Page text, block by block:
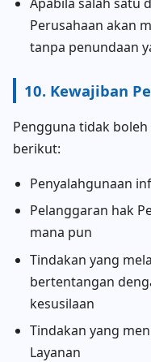
Perusahaan akan
tanpa penundaan
10. Kewajiban
Pengguna tidak
berikut:
Penyalahgunaan
Pelanggaran hak
mana pun
Tindakan yang
bertentangan
kesusilaan
Tindakan yang
Layanan